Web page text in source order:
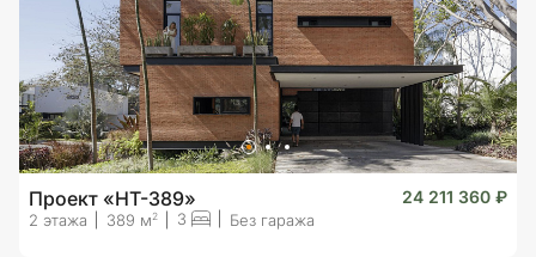
Проект «HT-389» 24 211 360 ₽
2 этажа 389 м 2 3 Без гаража